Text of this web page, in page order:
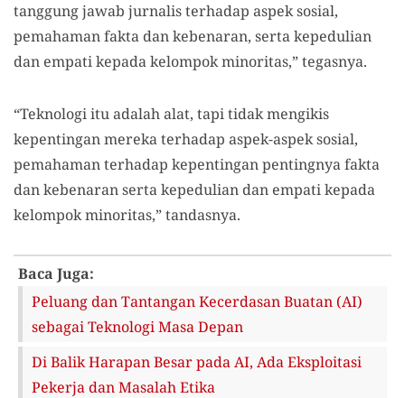
tanggung jawab jurnalis terhadap aspek sosial,
pemahaman fakta dan kebenaran, serta kepedulian
dan empati kepada kelompok minoritas,” tegasnya.
“Teknologi itu adalah alat, tapi tidak mengikis
kepentingan mereka terhadap aspek-aspek sosial,
pemahaman terhadap kepentingan pentingnya fakta
dan kebenaran serta kepedulian dan empati kepada
kelompok minoritas,” tandasnya.
Baca Juga:
Peluang dan Tantangan Kecerdasan Buatan (AI)
sebagai Teknologi Masa Depan
Di Balik Harapan Besar pada AI, Ada Eksploitasi
Pekerja dan Masalah Etika